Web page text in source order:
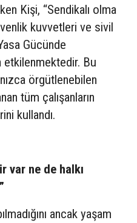
Kişi, “Sendikalı olma
kuvvetleri ve sivil
Gücünde
etkilenmektedir. Bu
örgütlenebilen
tüm çalışanların
kullandı.
var ne de halkı
ancak yaşam